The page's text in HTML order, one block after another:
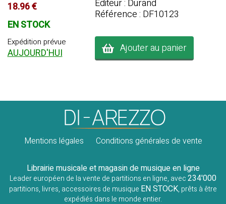
18.96 €
EN STOCK
Expédition prévue
AUJOURD'HUI
Editeur : Durand
Référence : DF10123
Ajouter au panier
Mentions légales Conditions générales de vente
Librairie musicale et magasin de musique en ligne
Leader européen de la vente de partitions en ligne, avec234'000
partitions, livres, accessoires de musique EN STOCK, prêts à être
expédiés dans le monde entier.